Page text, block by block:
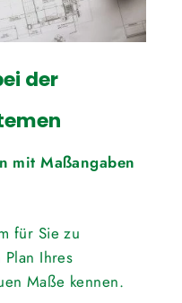
der
mit Maßangaben
für Sie zu
Ihres
Maße kennen.